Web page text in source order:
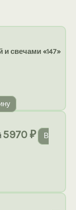
и свечами «147»
5970₽ В